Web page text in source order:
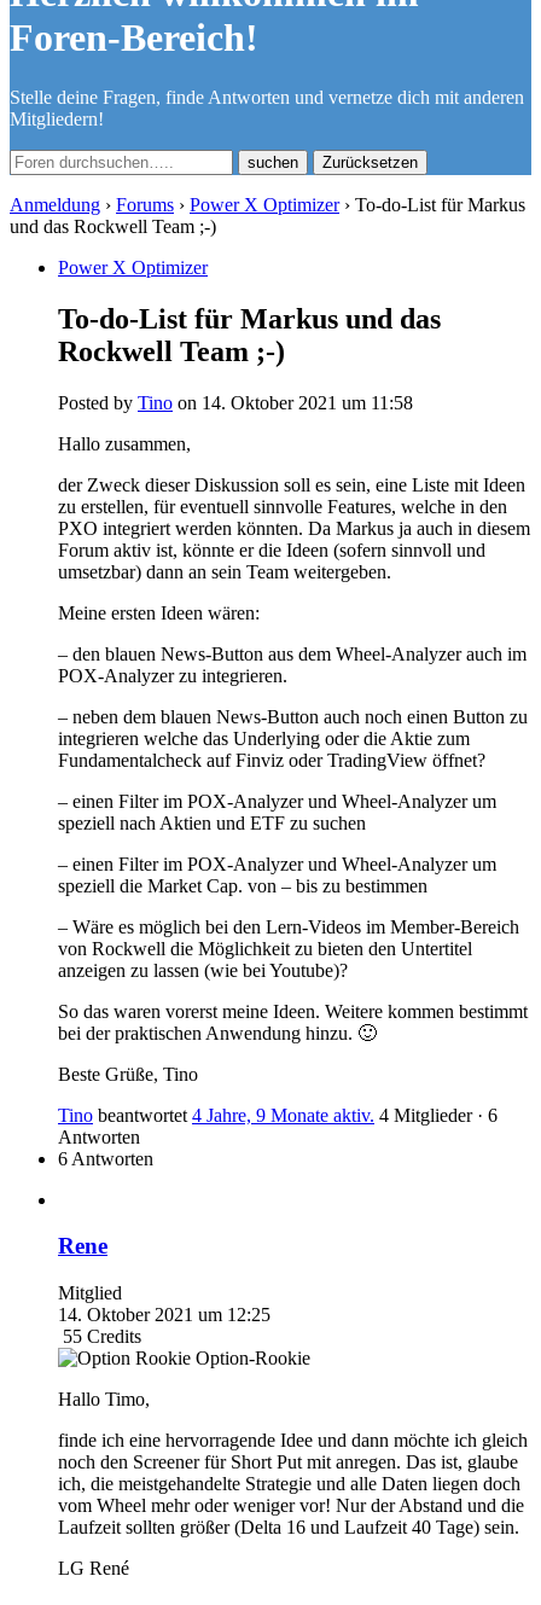
Foren-Bereich!
Stelle deine Fragen, finde Antworten und vernetze dich mit anderen
Mitgliedern!
Zurücksetzen
Anmeldung › Forums › Power X Optimizer › To-do-List für Markus
und das Rockwell Team ;-)
Power X Optimizer
To-do-List für Markus und das
Rockwell Team ;-)
Posted by Tino on 14. Oktober 2021 um 11:58
Hallo zusammen,
der Zweck dieser Diskussion soll es sein, eine Liste mit Ideen
zu erstellen, für eventuell sinnvolle Features, welche in den
PXO integriert werden könnten. Da Markus ja auch in diesem
Forum aktiv ist, könnte er die Ideen (sofern sinnvoll und
umsetzbar) dann an sein Team weitergeben.
Meine ersten Ideen wären:
– den blauen News-Button aus dem Wheel-Analyzer auch im
POX-Analyzer zu integrieren.
– neben dem blauen News-Button auch noch einen Button zu
integrieren welche das Underlying oder die Aktie zum
Fundamentalcheck auf Finviz oder TradingView öffnet?
– einen Filter im POX-Analyzer und Wheel-Analyzer um
speziell nach Aktien und ETF zu suchen
– einen Filter im POX-Analyzer und Wheel-Analyzer um
speziell die Market Cap. von – bis zu bestimmen
– Wäre es möglich bei den Lern-Videos im Member-Bereich
von Rockwell die Möglichkeit zu bieten den Untertitel
anzeigen zu lassen (wie bei Youtube)?
So das waren vorerst meine Ideen. Weitere kommen bestimmt
bei der praktischen Anwendung hinzu. 🙂
Beste Grüße, Tino
Tino beantwortet 4 Jahre, 9 Monate aktiv. 4 Mitglieder · 6
Antworten
6 Antworten
Rene
Mitglied
14. Oktober 2021 um 12:25
55 Credits
Option-Rookie
Hallo Timo,
finde ich eine hervorragende Idee und dann möchte ich gleich
noch den Screener für Short Put mit anregen. Das ist, glaube
ich, die meistgehandelte Strategie und alle Daten liegen doch
vom Wheel mehr oder weniger vor! Nur der Abstand und die
Laufzeit sollten größer (Delta 16 und Laufzeit 40 Tage) sein.
LG René